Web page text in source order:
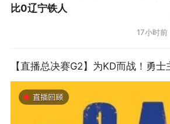
比0辽宁铁人
17小时前
【直播总决赛G2】为KD而战！勇